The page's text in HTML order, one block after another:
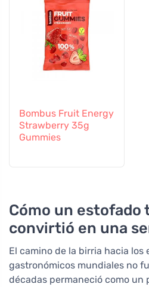
Bombus Fruit Energy
Strawberry 35g
Gummies
Cómo un estofado
convirtió en una
El camino de la birria hacia los
gastronómicos mundiales no
décadas permaneció como un